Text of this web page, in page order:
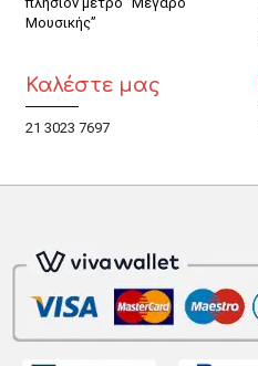
Μουσικής”
Καλέστε μας
21 3023 7697